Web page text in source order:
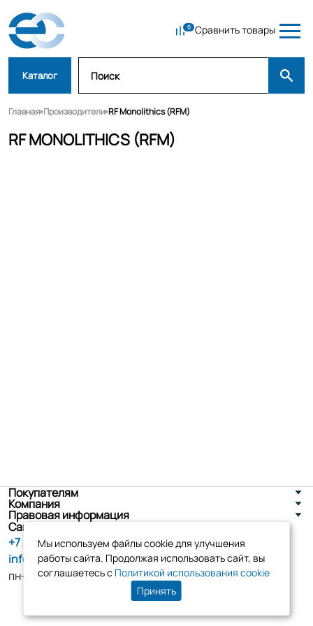
Сравнить товары
Каталог
Главная Производители RF Monolithics (RFM)
RF MONOLITHICS (RFM)
Покупателям
Компания
Правовая информация
Санкт-Петербург, ул. Новоселов д. 8
+7 (800) 555-86-90
info@tk-elko.ru
пн-пт, 10:00 - 18:00
Мы используем файлы cookie для улучшения
работы сайта. Продолжая использовать сайт, вы
соглашаетесь с Политикой использования cookie
Принять